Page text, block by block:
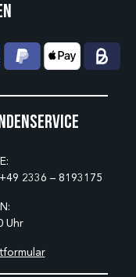
+49 2336 – 8193175
Uhr